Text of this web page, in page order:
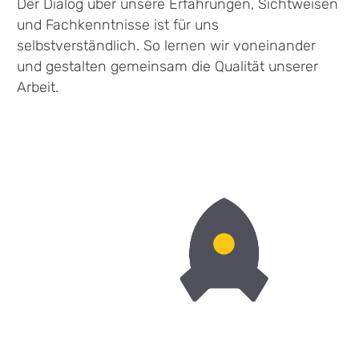
und Fachkenntnisse ist für uns
selbstverständlich. So lernen wir voneinander
und gestalten gemeinsam die Qualität unserer
Arbeit.